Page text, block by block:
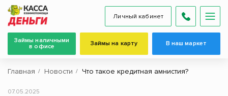
Личный кабинет
Займы наличными
в офисе
Займы на карту В наш маркет
Главная Новости Что такое кредитная амнистия?
07.05.2025